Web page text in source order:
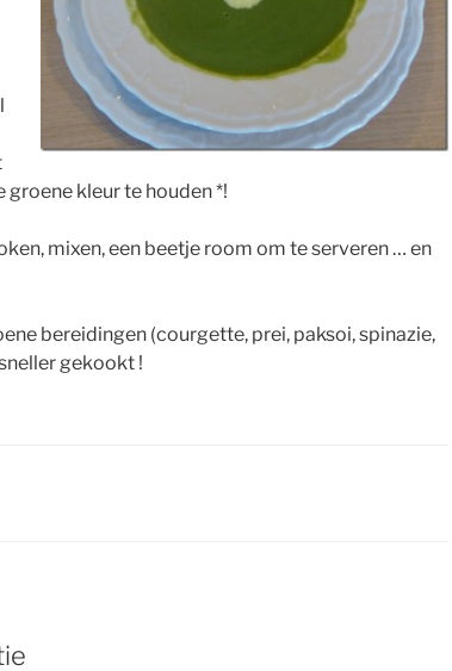
groene kleur te houden *!
mixen, een beetje room om te serveren … en
bereidingen (courgette, prei, paksoi, spinazie,
gekookt !